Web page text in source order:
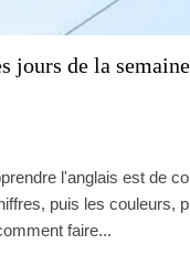
jours de la
l'anglais est de
puis les couleurs,
faire...